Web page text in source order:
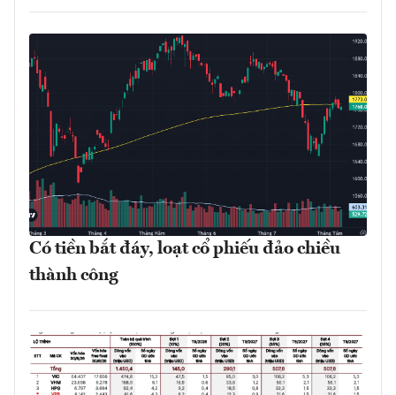
Có tiền bắt đáy, loạt cổ phiếu đảo chiều
thành công